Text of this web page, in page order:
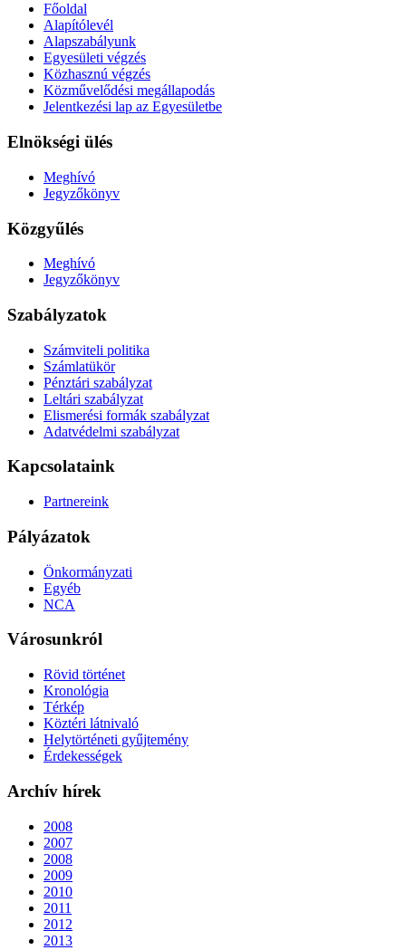
Főoldal
Alapítólevél
Alapszabályunk
Egyesületi végzés
Közhasznú végzés
Közművelődési megállapodás
Jelentkezési lap az Egyesületbe
Elnökségi ülés
Meghívó
Jegyzőkönyv
Közgyűlés
Meghívó
Jegyzőkönyv
Szabályzatok
Számviteli politika
Számlatükör
Pénztári szabályzat
Leltári szabályzat
Elismerési formák szabályzat
Adatvédelmi szabályzat
Kapcsolataink
Partnereink
Pályázatok
Önkormányzati
Egyéb
NCA
Városunkról
Rövid történet
Kronológia
Térkép
Köztéri látnivaló
Helytörténeti gyűjtemény
Érdekességek
Archív hírek
2008
2007
2008
2009
2010
2011
2012
2013